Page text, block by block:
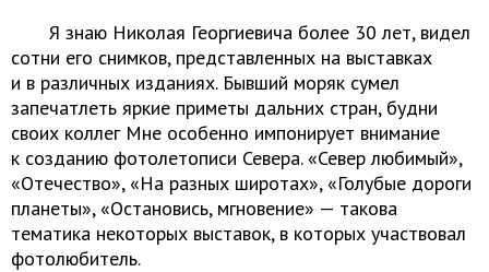
Я знаю Николая Георгиевича более 30 лет, видел
сотни его снимков, представленных на выставках
и в различных изданиях. Бывший моряк сумел
запечатлеть яркие приметы дальних стран, будни
своих коллег Мне особенно импонирует внимание
к созданию фотолетописи Севера. «Север любимый»,
«Отечество», «На разных широтах», «Голубые дороги
планеты», «Остановись, мгновение» — такова
тематика некоторых выставок, в которых участвовал
фотолюбитель.